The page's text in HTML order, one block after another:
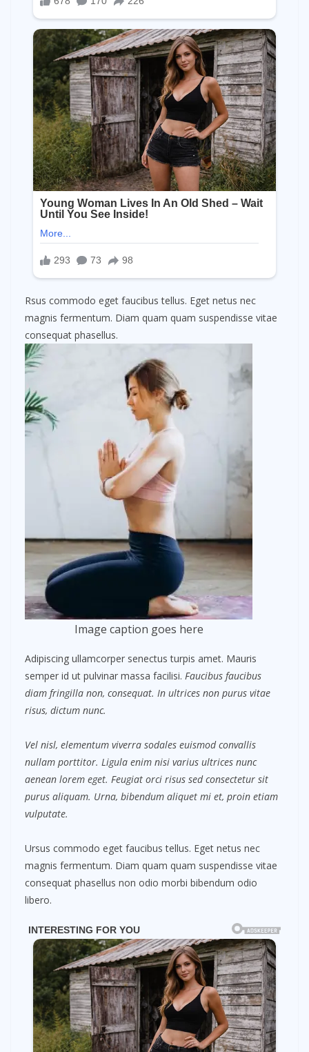
Rsus commodo eget faucibus tellus. Eget netus nec
magnis fermentum. Diam quam quam suspendisse vitae
consequat phasellus.
Image caption goes here
Adipiscing ullamcorper senectus turpis amet. Mauris
semper id ut pulvinar massa facilisi. Faucibus faucibus
diam fringilla non, consequat. In ultrices non purus vitae
risus, dictum nunc.
Vel nisl, elementum viverra sodales euismod convallis
nullam porttitor. Ligula enim nisi varius ultrices nunc
aenean lorem eget. Feugiat orci risus sed consectetur sit
purus aliquam. Urna, bibendum aliquet mi et, proin etiam
vulputate.
Ursus commodo eget faucibus tellus. Eget netus nec
magnis fermentum. Diam quam quam suspendisse vitae
consequat phasellus non odio morbi bibendum odio
libero.